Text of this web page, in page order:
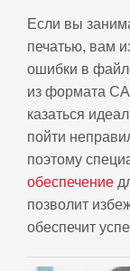
Если вы
печатью, вам
ошибки в
из формата
казаться
пойти
поэтому
обеспечение
позволит
обеспечит